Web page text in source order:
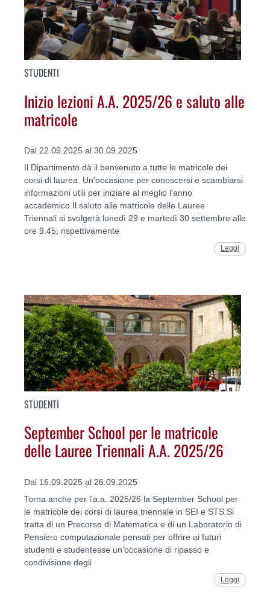
STUDENTI
Inizio lezioni A.A. 2025/26 e saluto alle
matricole
Dal 22.09.2025 al 30.09.2025
Il Dipartimento dà il benvenuto a tutte le matricole dei
corsi di laurea. Un'occasione per conoscersi e scambiarsi
informazioni utili per iniziare al meglio l'anno
accademico.Il saluto alle matricole delle Lauree
Triennali si svolgerà lunedì 29 e martedì 30 settembre alle
ore 9.45, rispettivamente
Leggi
STUDENTI
September School per le matricole
delle Lauree Triennali A.A. 2025/26
Dal 16.09.2025 al 26.09.2025
Torna anche per l’a.a. 2025/26 la September School per
le matricole dei corsi di laurea triennale in SEI e STS.Si
tratta di un Precorso di Matematica e di un Laboratorio di
Pensiero computazionale pensati per offrire ai futuri
studenti e studentesse un’occasione di ripasso e
condivisione degli
Leggi